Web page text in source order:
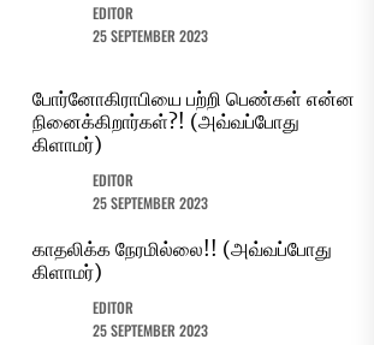
EDITOR
25 SEPTEMBER 2023
போர்னோகிராபியை பற்றி பெண்கள் என்ன
நினைக்கிறார்கள்?! (அவ்வப்போது
கிளாமர்)
EDITOR
25 SEPTEMBER 2023
காதலிக்க நேரமில்லை!! (அவ்வப்போது
கிளாமர்)
EDITOR
25 SEPTEMBER 2023